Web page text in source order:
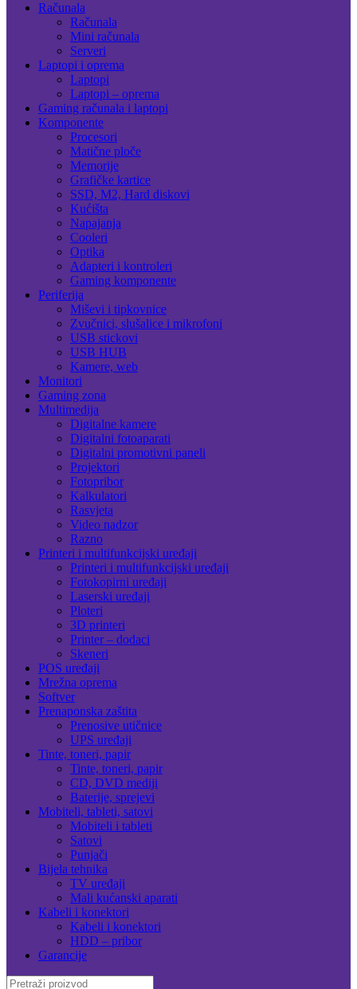
Računala
Računala
Mini računala
Serveri
Laptopi i oprema
Laptopi
Laptopi – oprema
Gaming računala i laptopi
Komponente
Procesori
Matične ploče
Memorije
Grafičke kartice
SSD, M2, Hard diskovi
Kućišta
Napajanja
Cooleri
Optika
Adapteri i kontroleri
Gaming komponente
Periferija
Miševi i tipkovnice
Zvučnici, slušalice i mikrofoni
USB stickovi
USB HUB
Kamere, web
Monitori
Gaming zona
Multimedija
Digitalne kamere
Digitalni fotoaparati
Digitalni promotivni paneli
Projektori
Fotopribor
Kalkulatori
Rasvjeta
Video nadzor
Razno
Printeri i multifunkcijski uređaji
Printeri i multifunkcijski uređaji
Fotokopirni uređaji
Laserski uređaji
Ploteri
3D printeri
Printer – dodaci
Skeneri
POS uređaji
Mrežna oprema
Softver
Prenaponska zaštita
Prenosive utičnice
UPS uređaji
Tinte, toneri, papir
Tinte, toneri, papir
CD, DVD mediji
Baterije, sprejevi
Mobiteli, tableti, satovi
Mobiteli i tableti
Satovi
Punjači
Bijela tehnika
TV uređaji
Mali kućanski aparati
Kabeli i konektori
Kabeli i konektori
HDD – pribor
Garancije
Search